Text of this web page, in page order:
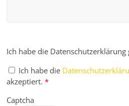
Ich habe die Datenschutzerklärung
Ich habe die
akzeptiert. *
Captcha